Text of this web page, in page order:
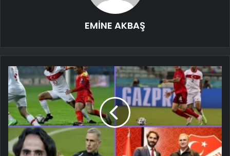
EMİNE AKBAŞ